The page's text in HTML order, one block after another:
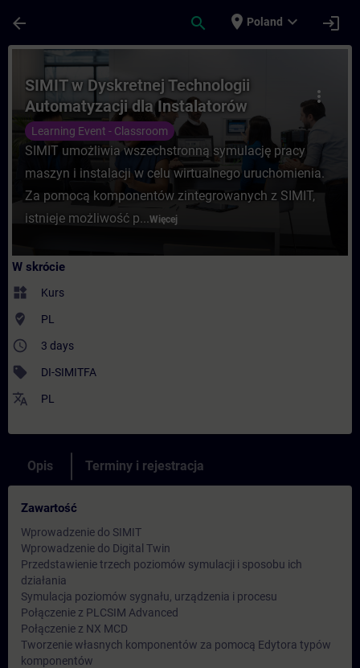
arrow_back search place Poland expand_more login
Kurs - SIMIT w Dyskretnej Technologii
more_vert
SIMIT w Dyskretnej Technologii
Automatyzacji dla Instalatorów
Learning Event - Classroom
SIMIT umożliwia wszechstronną symulację pracy
maszyn i instalacji w celu wirtualnego uruchomienia.
Za pomocą komponentów zintegrowanych z SIMIT,
istnieje możliwość p...Więcej
W skrócie
widgets Kurs
where_to_vote PL
access_time 3 days
sell DI-SIMITFA
translate PL
Opis Terminy i rejestracja
Zawartość
Wprowadzenie do SIMIT
Wprowadzenie do Digital Twin
Przedstawienie trzech poziomów symulacji i sposobu ich
działania
Symulacja poziomów sygnału, urządzenia i procesu
Połączenie z PLCSIM Advanced
Połączenie z NX MCD
Tworzenie własnych komponentów za pomocą Edytora typów
komponentów